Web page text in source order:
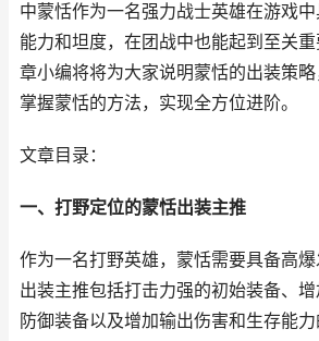
中蒙恬作为一名强力战士英雄在游戏
能力和坦度，在团战中也能起到至关
章小编将将为大家说明蒙恬的出装策
掌握蒙恬的方法，实现全方位进阶。
文章目录：
一、打野定位的蒙恬出装主推
作为一名打野英雄，蒙恬需要具备高爆
出装主推包括打击力强的初始装备、
防御装备以及增加输出伤害和生存能力